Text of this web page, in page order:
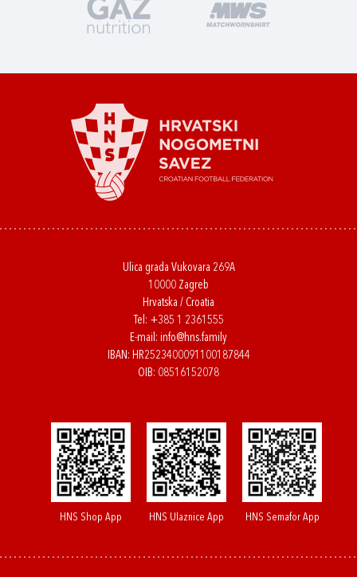
Ulica grada Vukovara 269A
10000 Zagreb
Hrvatska / Croatia
Tel: +385 1 2361555
E-mail: info@hns.family
IBAN: HR2523400091100187844
OIB: 08516152078
HNS Shop App HNS Ulaznice App HNS Semafor App